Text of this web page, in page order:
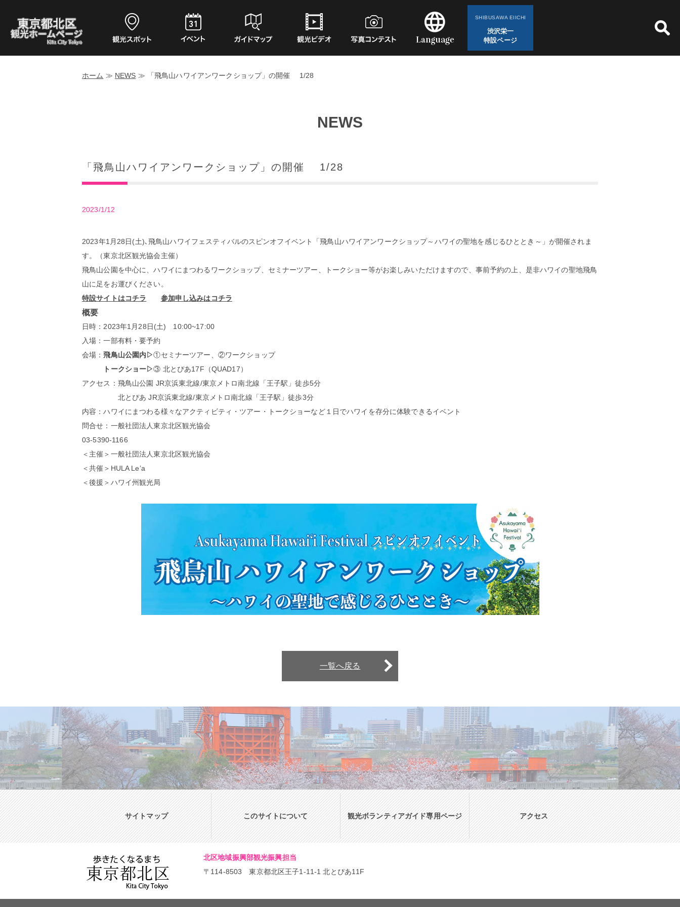
SHIBUSAWA EIICHI
渋沢栄一
特設ページ
ホーム ≫ NEWS ≫ 「飛鳥山ハワイアンワークショップ」の開催 1/28
NEWS
「飛鳥山ハワイアンワークショップ」の開催 1/28
2023/1/12
2023年1月28日(土)､飛鳥山ハワイフェスティバルのスピンオフイベント「飛鳥山ハワイアンワークショップ～ハワイの聖地を感じるひととき～」が開催されま
す。（東京北区観光協会主催）
飛鳥山公園を中心に、ハワイにまつわるワークショップ、セミナーツアー、トークショー等がお楽しみいただけますので、事前予約の上、是非ハワイの聖地飛鳥
山に足をお運びください。
特設サイトはコチラ
参加申し込みはコチラ
概要
日時：2023年1月28日(土) 10:00~17:00
入場：一部有料・要予約
会場：飛鳥山公園内▷①セミナーツアー、②ワークショップ
トークショー▷③ 北とぴあ17F（QUAD17）
アクセス：飛鳥山公園 JR京浜東北線/東京メトロ南北線「王子駅」徒歩5分
北とぴあ JR京浜東北線/東京メトロ南北線「王子駅」徒歩3分
内容：ハワイにまつわる様々なアクティビティ・ツアー・トークショーなど１日でハワイを存分に体験できるイベント
問合せ： 一般社団法人東京北区観光協会
03-5390-1166
＜主催＞ 一般社団法人東京北区観光協会
＜共催＞ HULA Le’a
＜後援 ＞ ハワイ州観光局
一覧へ戻る
サイトマップ このサイトについて 観光ボランティアガイド専用ページ アクセス
北区地域振興部観光振興担当
〒114-8503 東京都北区王子1-11-1 北とぴあ11F